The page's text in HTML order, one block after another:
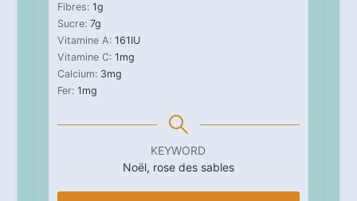
Fibres: 1g
Sucre: 7g
Vitamine A: 161IU
Vitamine C: 1mg
Calcium: 3mg
Fer: 1mg
KEYWORD
Noël, rose des sables